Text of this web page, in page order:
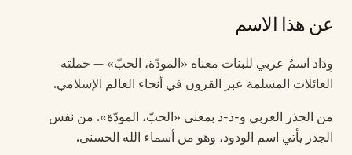
عن هذا الاسم
وِدَاد اسمٌ عربي للبنات معناه «المودّة، الحبّ» — حملته
العائلات المسلمة عبر القرون في أنحاء العالم الإسلامي.
من الجذر العربي و-د-د بمعنى «الحبّ، المودّة». من نفس
الجذر يأتي اسم الودود، وهو من أسماء الله الحسنى.